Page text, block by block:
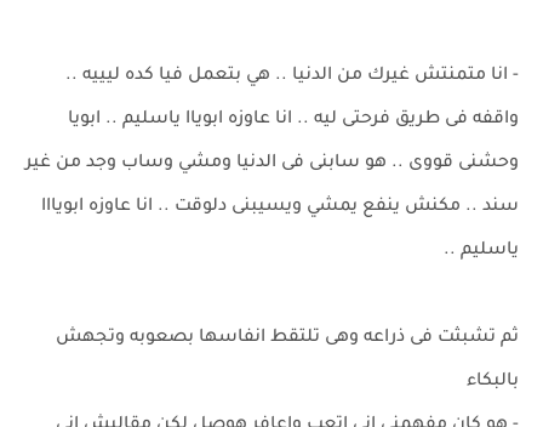
- انا متمنتش غيرك من الدنيا .. هي بتعمل فيا كده ليييه ..
واقفه فى طريق فرحتى ليه .. انا عاوزه ابوياا ياسليم .. ابويا
وحشنى قووى .. هو سابنى فى الدنيا ومشي وساب وجد من غير
سند .. مكنش ينفع يمشي ويسيبنى دلوقت .. انا عاوزه ابويااا
ياسليم ..
ثم تشبثت فى ذراعه وهى تلتقط انفاسها بصعوبه وتجهش
بالبكاء